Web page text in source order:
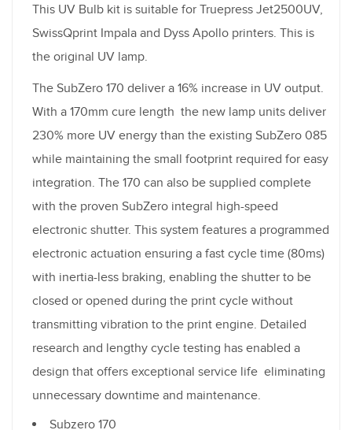
This UV Bulb kit is suitable for Truepress Jet2500UV,
SwissQprint Impala and Dyss Apollo printers. This is
the original UV lamp.
The SubZero 170 deliver a 16% increase in UV output.
With a 170mm cure length the new lamp units deliver
230% more UV energy than the existing SubZero 085
while maintaining the small footprint required for easy
integration. The 170 can also be supplied complete
with the proven SubZero integral high-speed
electronic shutter. This system features a programmed
electronic actuation ensuring a fast cycle time (80ms)
with inertia-less braking, enabling the shutter to be
closed or opened during the print cycle without
transmitting vibration to the print engine. Detailed
research and lengthy cycle testing has enabled a
design that offers exceptional service life eliminating
unnecessary downtime and maintenance.
Subzero 170